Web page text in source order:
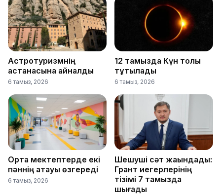
Астротуризмнің
астанасына айналды
6 тамыз, 2026
12 тамызда Күн толық
тұтылады
6 тамыз, 2026
Орта мектептерде екі
пәннің атауы өзгереді
6 тамыз, 2026
Шешуші сәт жақындады:
Грант иегерлерінің
тізімі 7 тамызда
шығады